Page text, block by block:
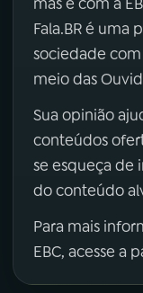
Fala.BR é uma
sociedade
meio das
Sua opinião
conteúdos
se esqueça de
do conteúdo
Para mais
EBC, acesse a